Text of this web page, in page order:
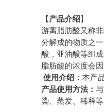
【 产品介绍】
游离脂肪酸又称
分解成的物质之
酸，亚油酸等组
脂肪酸的浓度会
使用介绍： 本产
产品使用方法：
染、蒸发、稀释